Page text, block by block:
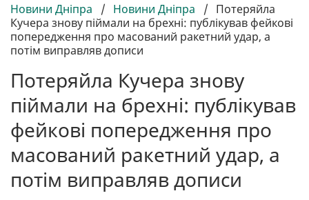
Новини Дніпра / Новини Дніпра / Потеряйла
Кучера знову піймали на брехні: публікував фейкові
попередження про масований ракетний удар, а
потім виправляв дописи
Потеряйла Кучера знову
піймали на брехні: публікував
фейкові попередження про
масований ракетний удар, а
потім виправляв дописи